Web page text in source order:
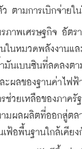
ตามการเบิกจ่ายใ
พเศรษฐกิจ อัตรา
ในหมวดพลังงานแ
มันเบนซินที่ลดลงต
ะผลของฐานค่าไฟฟ้
ช่วยเหลือของภาค
ามผลผลิตที่ออกสู่ตล
เฟ้อพื้นฐานใกล้เคีย